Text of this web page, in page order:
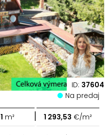
ID: 37604
Na predaj
m² | 1 293,53 €/m²